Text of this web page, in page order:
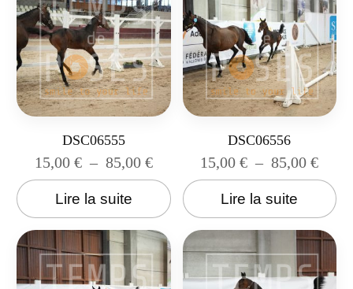
DSC06555
15,00 € – 85,00 €
Lire la suite
DSC06556
15,00€ – 85,00€
Lire la suite